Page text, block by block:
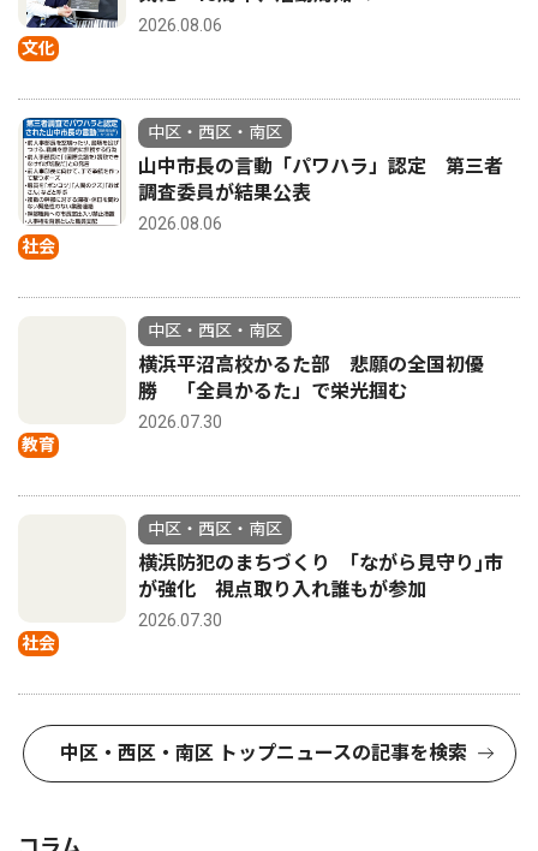
文化
2026.08.06
社会
中区・西区・南区
山中市長の言動「パワハラ」認定 第三者
調査委員が結果公表
2026.08.06
教育
中区・西区・南区
横浜平沼高校かるた部 悲願の全国初優
勝 「全員かるた」で栄光掴む
2026.07.30
社会
中区・西区・南区
横浜防犯のまちづくり ｢ながら見守り｣市
が強化 視点取り入れ誰もが参加
2026.07.30
中区・西区・南区 トップニュースの記事を検索